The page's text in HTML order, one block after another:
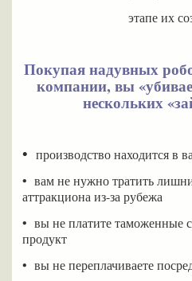
этапе их
Покупая надувных
компании, вы
нескольких
• производство находится в
• вам не нужно тратить
аттракциона из-за рубежа
• вы не платите таможенные
продукт
• вы не переплачиваете